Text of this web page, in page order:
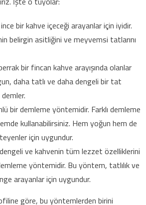
bir kahve içeceği arayanlar için iyidir.
belirgin asitliğini ve meyvemsi tatlarını
bir fincan kahve arayışında olanlar
daha tatlı ve daha dengeli bir tat
bir demleme yöntemidir. Farklı demleme
kullanabilirsiniz. Hem yoğun hem de
için uygundur.
ve kahvenin tüm lezzet özelliklerini
yöntemidir. Bu yöntem, tatlılık ve
arayanlar için uygundur.
göre, bu yöntemlerden birini